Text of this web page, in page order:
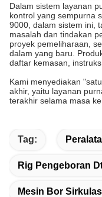
Dalam sistem layanan
kontrol yang sempurna
9000, dalam sistem ini,
masalah dan tindakan
proyek pemeliharaan,
dalam yang baru.
daftar kemasan,
Kami menyediakan
akhir, yaitu layanan
terakhir selama masa
Tag:
Rig Pengeboran
Mesin Bor